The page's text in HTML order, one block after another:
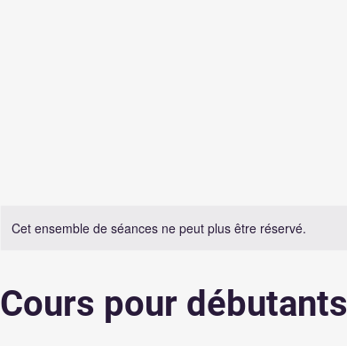
Cet ensemble de séances ne peut plus être réservé.
Cours pour débutants